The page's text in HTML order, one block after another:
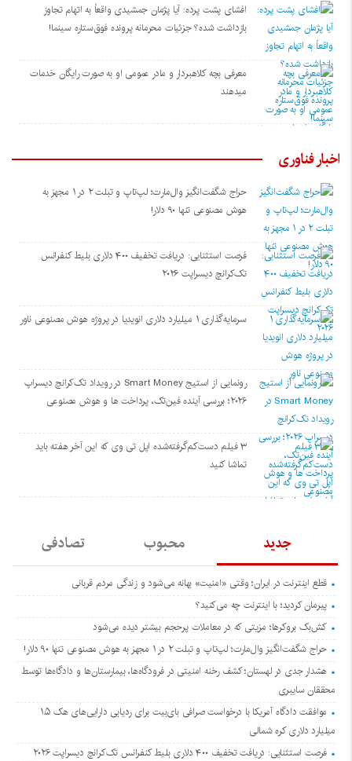
افشای پشت پرده: آیا پژمان جمشیدی واقعاً به اتهام تجاوز
بازداشت شده؟ جزئیات محرمانه پرونده فوق‌ستاره سینما!
معرفی بچه کلاهبردار و مادر عمومی او به صورت رایگان خدمات
میدهند
اخبار فناوری
حراج شگفت‌انگیز وال‌مارت؛ لپ‌تاپ و تبلت ۲ در ۱ مجهز به
هوش مصنوعی تنها ۹۰ دلار!
فرصت استثنایی: دریافت تخفیف ۴۰۰ دلاری بلیط کنفرانس
تک‌کرانچ دیسراپت ۲۰۲۶
سرمایه‌گذاری ۱ میلیارد دلاری انویدیا در پروژه هوش مصنوعی ناور
رونمایی از استیج Smart Money در رویداد تک‌کرانچ دیسراپ
۲۰۲۶؛ بررسی آینده فین‌تک، پرداخت‌ ها و هوش مصنوعی
۳ فیلم دست‌کم‌گرفته‌شده اپل تی وی که این آخر هفته باید
تماشا کنید
جدید محبوب تصادفی
قطع اینترنت در ایران؛ وقتی «امنیت» بهانه می‌شود و زندگی مردم قربانی
پیرمان کردید؛ با اینترنت چه می‌کنید؟
کش‌بک بروکرها؛ مزیتی که در معاملات پرحجم بیشتر دیده می‌شود
حراج شگفت‌انگیز وال‌مارت؛ لپ‌تاپ و تبلت ۲ در ۱ مجهز به هوش مصنوعی تنها ۹۰ دلار!
هشدار جدی در لهستان؛ کشف رخنه امنیتی در فرودگاه‌ها، بیمارستان‌ها و دادگاه‌ها توسط
محققان سایبری
موافقت دادگاه آمریکا با درخواست صرافی بای‌بیت برای ردیابی دارایی‌های هک ۱.۵
میلیارد دلاری کره شمالی
فرصت استثنایی: دریافت تخفیف ۴۰۰ دلاری بلیط کنفرانس تک‌کرانچ دیسراپت ۲۰۲۶